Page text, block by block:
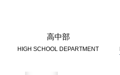
高中部
HIGH SCHOOL DEPARTMENT